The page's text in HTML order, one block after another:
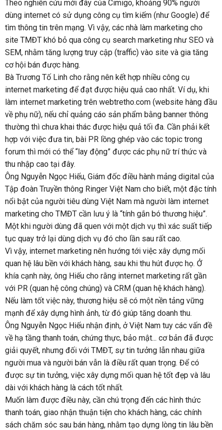
Theo nghiên cứu mới đây của Cimigo, khoảng 90% người
dùng internet có sử dụng công cụ tìm kiếm (như Google) để
tìm thông tin trên mạng. Vì vậy, các nhà làm marketing cho
site TMĐT khó bỏ qua công cụ search marketing như SEO và
SEM, nhằm tăng lượng truy cập (traffic) vào site và gia tăng
cơ hội bán được hàng.
Bà Trương Tố Linh cho rằng nên kết hợp nhiều công cụ
internet marketing để đạt được hiệu quả cao nhất. Ví dụ, khi
làm internet marketing trên webtretho.com (website hàng đầu
về phụ nữ), nếu chỉ quảng cáo sản phẩm bằng banner thông
thường thì chưa khai thác được hiệu quả tối đa. Cần phải kết
hợp với việc đưa tin, bài PR lồng ghép vào các topic trong
forum thì mới có thể “lay động” được các phụ nữ trí thức và
thu nhập cao tại đây.
Ông Nguyễn Ngọc Hiếu, Giám đốc điều hành mảng digital của
Tập đoàn Truyền thông Ringer Việt Nam cho biết, một đặc tính
nổi bật của người tiêu dùng Việt Nam mà người làm internet
marketing cho TMĐT cần lưu ý là “tính gắn bó thương hiệu”.
Một khi người dùng đã quen với một dịch vụ thì xác suất tiếp
tục quay trở lại dùng dịch vụ đó cho lần sau rất cao.
Vì vậy, internet marketing nên hướng tới việc xây dựng mối
quan hệ lâu bền với khách hàng, sau khi thu hút được họ. Ở
khía cạnh này, ông Hiếu cho rằng internet marketing rất gần
với PR (quan hệ công chúng) và CRM (quan hệ khách hàng).
Nếu làm tốt việc này, thương hiệu sẽ có một nền tảng vững
mạnh để xây dựng hình ảnh, từ đó giúp tăng doanh thu.
Ông Nguyễn Ngọc Hiếu nhận định, ở Việt Nam tuy các vấn đề
về hạ tầng thanh toán, chứng thực, bảo mật... cơ bản đã được
giải quyết, nhưng đối với TMĐT, sự tin tưởng lẫn nhau giữa
người mua và người bán vẫn là điều rất quan trọng. Để có
được sự tin tưởng, việc xây dựng mối quan hệ tốt đẹp và lâu
dài với khách hàng là cách tốt nhất.
Muốn làm được điều này, cần chú trọng đến các hình thức
thanh toán, giao nhận thuận tiện cho khách hàng, các chính
sách chăm sóc sau bán hàng, nhằm tạo dựng lòng tin lâu bền